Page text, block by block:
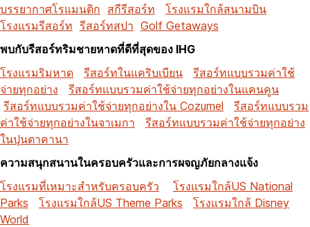
บรรยากาศโรแมนติก สกีรีสอร์ท
โรงแรมใกล้สนามบิน
โรงแรมรีสอร์ท รีสอร์ทสปา Golf Getaways
พบกับรีสอร์ทริมชายหาดที่ดีที่สุดของ IHG
โรงแรมริมหาด
รีสอร์ทในแคริบเบียน
รีสอร์ทแบบรวมค่าใช้
จ่ายทุกอย่าง
รีสอร์ทแบบรวมค่าใช้จ่ายทุกอย่างในแคนคูน
รีสอร์ทแบบรวมค่าใช้จ่ายทุกอย่างใน Cozumel
รีสอร์ทแบบรวม
ค่าใช้จ่ายทุกอย่างในจาเมกา
รีสอร์ทแบบรวมค่าใช้จ่ายทุกอย่าง
ในปุนตาคานา
ความสนุกสนานในครอบครัวและการผจญภัยกลางแจ้ง
โรงแรมที่เหมาะสำหรับครอบครัว
โรงแรมใกล้US National
Parks
โรงแรมใกล้US Theme Parks
โรงแรมใกล้ Disney
World